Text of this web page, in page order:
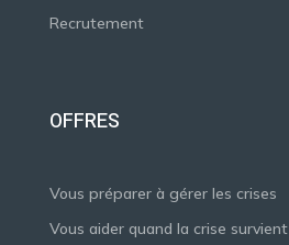
Recrutement
OFFRES
Vous préparer à gérer les crises
Vous aider quand la crise survient